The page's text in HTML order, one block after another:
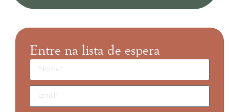
Entre na lista de espera